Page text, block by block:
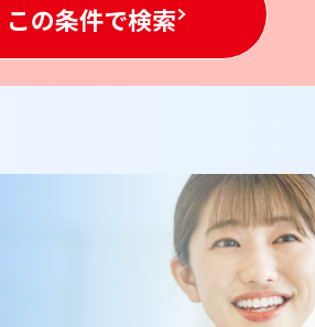
この条件で検索